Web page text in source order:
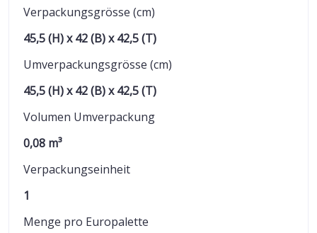
Verpackungsgrösse (cm)
45,5 (H) x 42 (B) x 42,5 (T)
Umverpackungsgrösse (cm)
45,5 (H) x 42 (B) x 42,5 (T)
Volumen Umverpackung
0,08 m³
Verpackungseinheit
1
Menge pro Europalette